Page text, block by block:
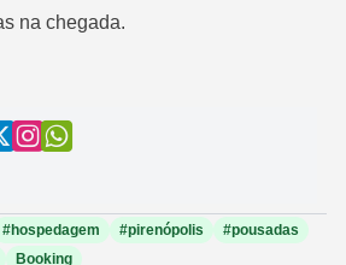
na chegada.
#hospedagem #pirenópolis
#pousadas
Booking